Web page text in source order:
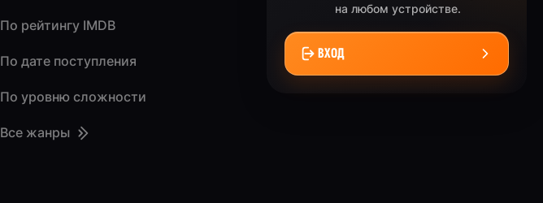
По рейтингу IMDB
По дате поступления
По уровню сложности
Все жанры
на любом устройстве.
ВХОД